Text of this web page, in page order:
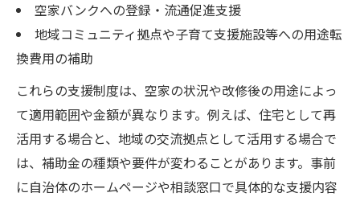
空家バンクへの登録・流通促進支援
地域コミュニティ拠点や子育て支援施設等への用途転
換費用の補助
これらの支援制度は、空家の状況や改修後の用途によっ
て適用範囲や金額が異なります。例えば、住宅として再
活用する場合と、地域の交流拠点として活用する場合で
は、補助金の種類や要件が変わることがあります。事前
に自治体のホームページや相談窓口で具体的な支援内容